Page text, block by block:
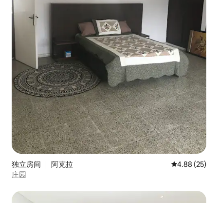
独立房间 ｜ 阿克拉 平均评分
4.88 (25)
庄园